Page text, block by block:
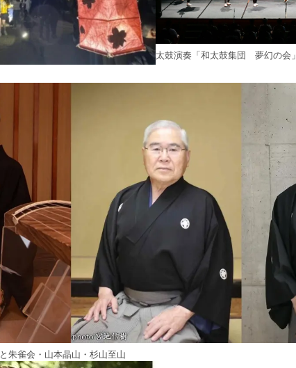
太鼓演奏「和太鼓集団 夢幻の会」
朱雀会・山本晶山・杉山至山